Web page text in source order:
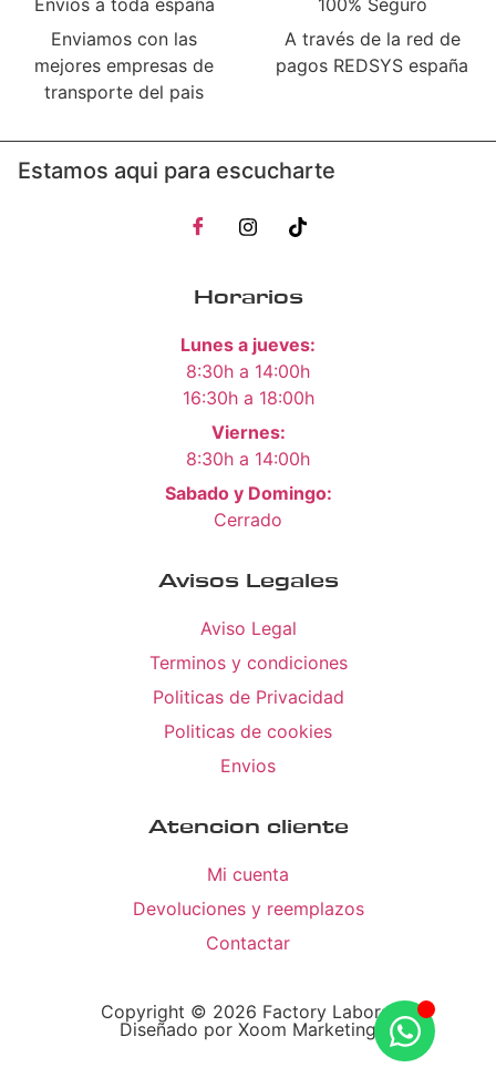
Envios a toda españa
Enviamos con las
mejores empresas de
transporte del pais
100% Seguro
A través de la red de
pagos REDSYS españa
Estamos aqui para escucharte
Horarios
Lunes a jueves:
8:30h a 14:00h
16:30h a 18:00h
Viernes:
8:30h a 14:00h
Sabado y Domingo:
Cerrado
Avisos Legales
Aviso Legal
Terminos y condiciones
Politicas de Privacidad
Politicas de cookies
Envios
Atencion cliente
Mi cuenta
Devoluciones y reemplazos
Contactar
Copyright © 2026 Factory Laboral
Diseñado por Xoom Marketing